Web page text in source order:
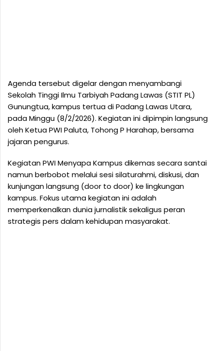
Agenda tersebut digelar dengan menyambangi
Sekolah Tinggi Ilmu Tarbiyah Padang Lawas (STIT PL)
Gunungtua, kampus tertua di Padang Lawas Utara,
pada Minggu (8/2/2026). Kegiatan ini dipimpin langsung
oleh Ketua PWI Paluta, Tohong P Harahap, bersama
jajaran pengurus.
Kegiatan PWI Menyapa Kampus dikemas secara santai
namun berbobot melalui sesi silaturahmi, diskusi, dan
kunjungan langsung (door to door) ke lingkungan
kampus. Fokus utama kegiatan ini adalah
memperkenalkan dunia jurnalistik sekaligus peran
strategis pers dalam kehidupan masyarakat.